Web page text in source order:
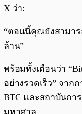
X ว่า:
“ตอนนี้คุณยังสามาร
ล้าน”
พร้อมทั้งเตือนว่า
อย่างรวดเร็ว” จาก
BTC และสถาบันกา
มหาศาล